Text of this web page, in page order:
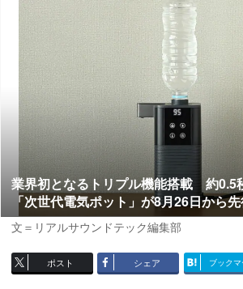
業界初となるトリプル機能搭載 約0.5
「次世代電気ポット」が8月26日から
文＝リアルサウンドテック編集部
ポスト シェア ブックマ